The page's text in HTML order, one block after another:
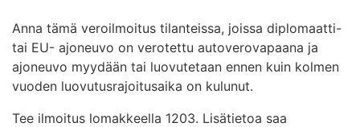
Anna tämä veroilmoitus tilanteissa, joissa diplomaatti-
tai EU- ajoneuvo on verotettu autoverovapaana ja
ajoneuvo myydään tai luovutetaan ennen kuin kolmen
vuoden luovutusrajoitusaika on kulunut.
Tee ilmoitus lomakkeella 1203. Lisätietoa saa